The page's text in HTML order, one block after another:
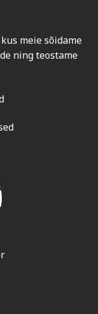
meie sõidame
ning teostame